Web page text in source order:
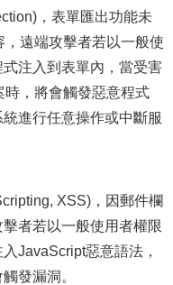
，表單匯出功能未
遠端攻擊者若以一般使
注入到表單內，當受害
，將會觸發惡意程式
進行任意操作或中斷服
XSS)，因郵件欄
者若以一般使用者權限
JavaScript惡意語法，
發漏洞。